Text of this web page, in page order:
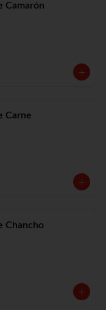
Camarón
Carne
Chancho